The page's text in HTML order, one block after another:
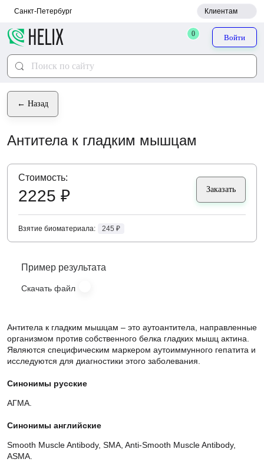
Санкт-Петербург Клиентам
0 Войти
← Назад
Антитела к гладким мышцам
Антитела к гладким мышцам – это аутоантитела, направленные
организмом против собственного белка гладких мышц актина.
Являются специфическим маркером аутоиммунного гепатита и
исследуются для диагностики этого заболевания.
Синонимы русские
АГМА.
Синонимы английские
Smooth Muscle Antibody, SMA, Anti-Smooth Muscle Antibody,
ASMA.
Cтоимость:
2225 ₽ Заказать
Взятие биоматериала: 245 ₽
Пример результата
Скачать файл